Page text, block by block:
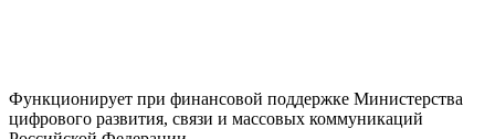
Функционирует при финансовой поддержке Министерства
цифрового развития, связи и массовых коммуникаций